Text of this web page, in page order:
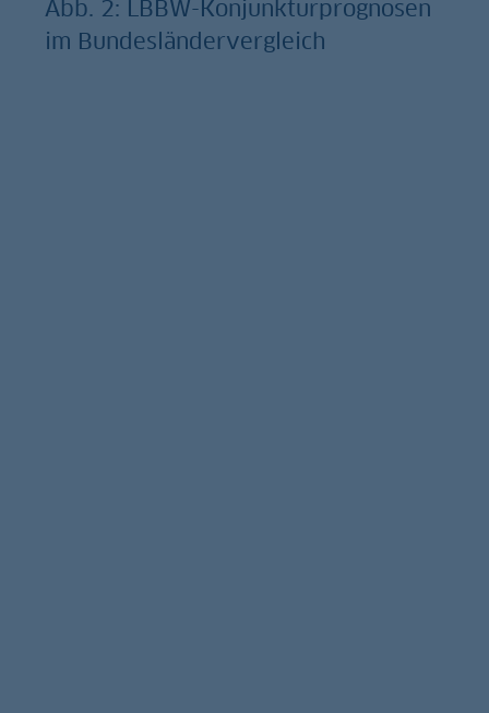
Abb. 2: LBBW-Konjunkturprognosen
im Bundesländervergleich